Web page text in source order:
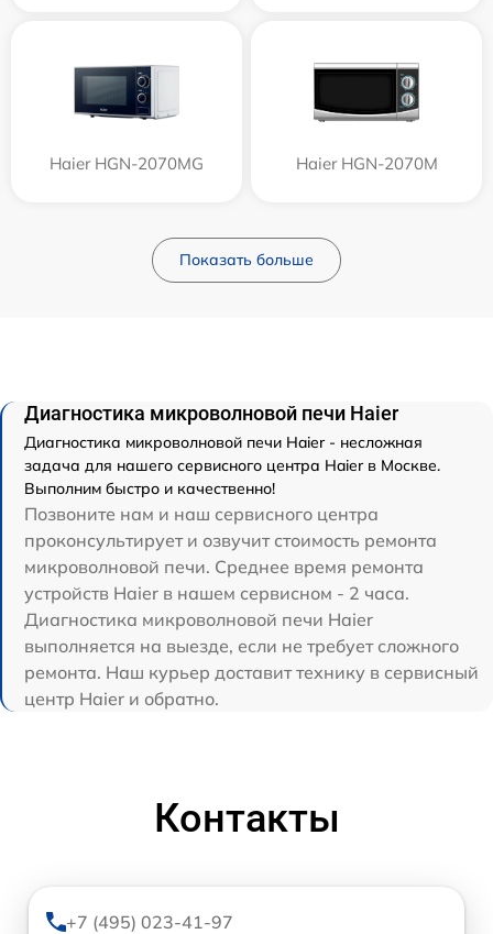
Haier HGN-2070MG Haier HGN-2070M
Показать больше
Диагностика микроволновой печи Haier
Диагностика микроволновой печи Haier - несложная
задача для нашего сервисного центра Haier в Москве.
Выполним быстро и качественно!
Позвоните нам и наш сервисного центра
проконсультирует и озвучит стоимость ремонта
микроволновой печи. Среднее время ремонта
устройств Haier в нашем сервисном - 2 часа.
Диагностика микроволновой печи Haier
выполняется на выезде, если не требует сложного
ремонта. Наш курьер доставит технику в сервисный
центр Haier и обратно.
Контакты
+7 (495) 023-41-97